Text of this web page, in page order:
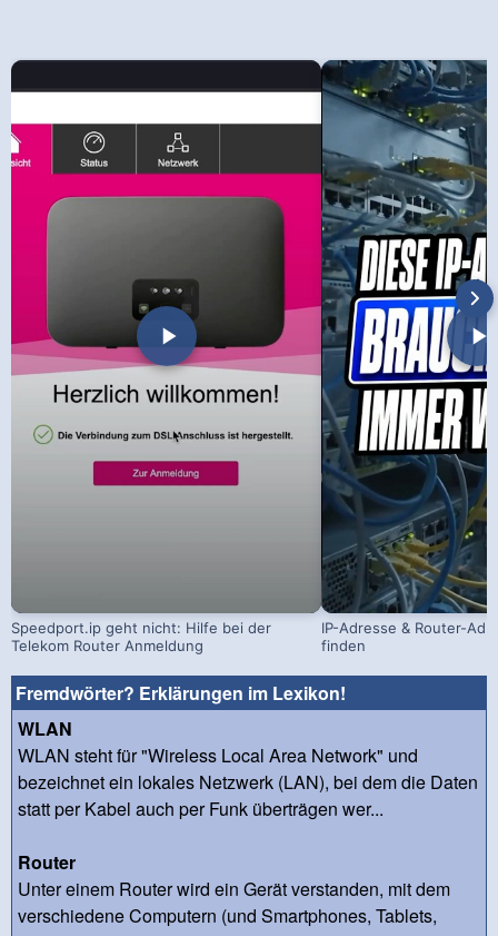
Speedport.ip geht nicht: Hilfe bei der
Telekom Router Anmeldung
IP-Adresse & Router-
finden
Fremdwörter? Erklärungen im Lexikon!
WLAN
WLAN steht für "Wireless Local Area Network" und
bezeichnet ein lokales Netzwerk (LAN), bei dem die Daten
statt per Kabel auch per Funk überträgen wer...
Router
Unter einem Router wird ein Gerät verstanden, mit dem
verschiedene Computern (und Smartphones, Tablets,